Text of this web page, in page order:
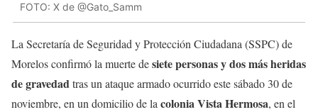
FOTO: X de @Gato_Samm
La Secretaría de Seguridad y Protección Ciudadana (SSPC) de
Morelos confirmó la muerte desiete personas y dos más heridas
de gravedadtras un ataque armado ocurrido este sábado 30 de
noviembre, en un domicilio de la colonia Vista Hermosa, en el